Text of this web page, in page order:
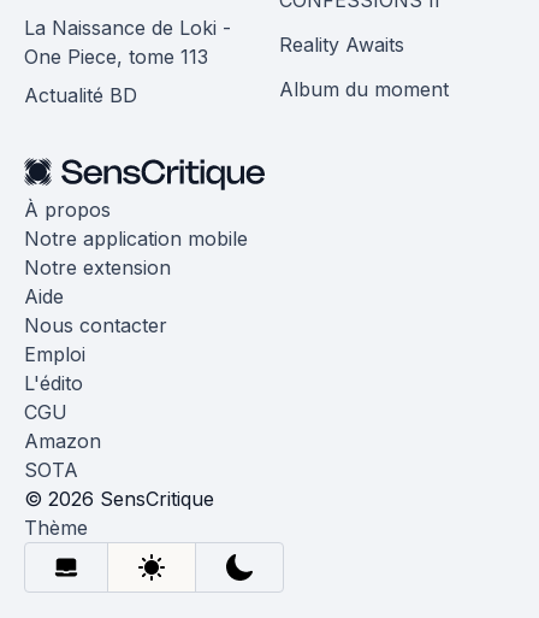
La Naissance de Loki -
One Piece, tome 113
Actualité BD
Reality Awaits
Album du moment
À propos
Notre application mobile
Notre extension
Aide
Nous contacter
Emploi
L'édito
CGU
Amazon
SOTA
© 2026 SensCritique
Thème